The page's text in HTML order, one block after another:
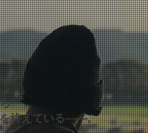
を終えている——。